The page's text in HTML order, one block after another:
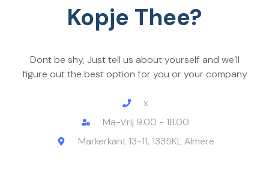
Kopje Thee?
Dont be shy, Just tell us about yourself and we’ll
figure out the best option for you or your company
x
Ma-Vrij 9.00 - 18.00
Markerkant 13-11, 1335KL Almere